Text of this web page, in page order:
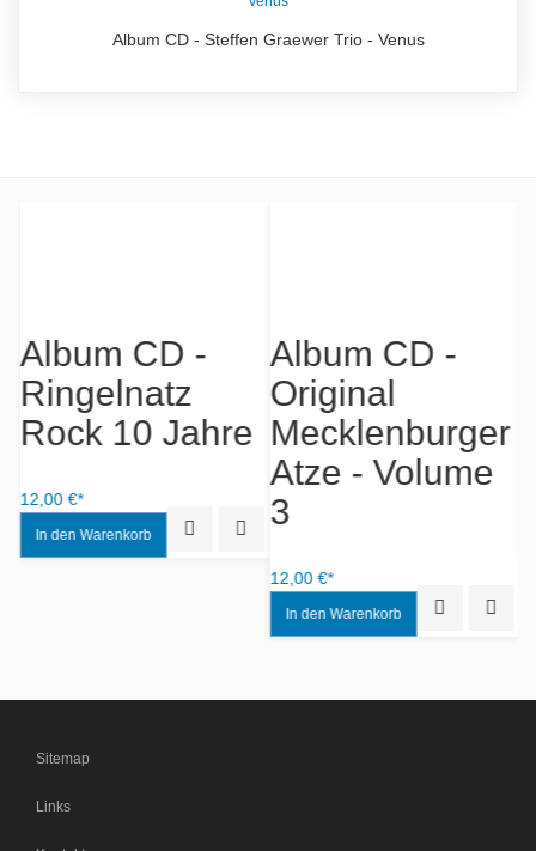
Album CD - Steffen Graewer Trio - Venus
Quick ViewAdd to Wishlist
Album CD -
Ringelnatz
Rock 10 Jahre
12,00 €*
Quick ViewAdd
Album CD -
Original
Mecklenburger
Atze - Volume
3
12,00 €*
Sitemap
Links